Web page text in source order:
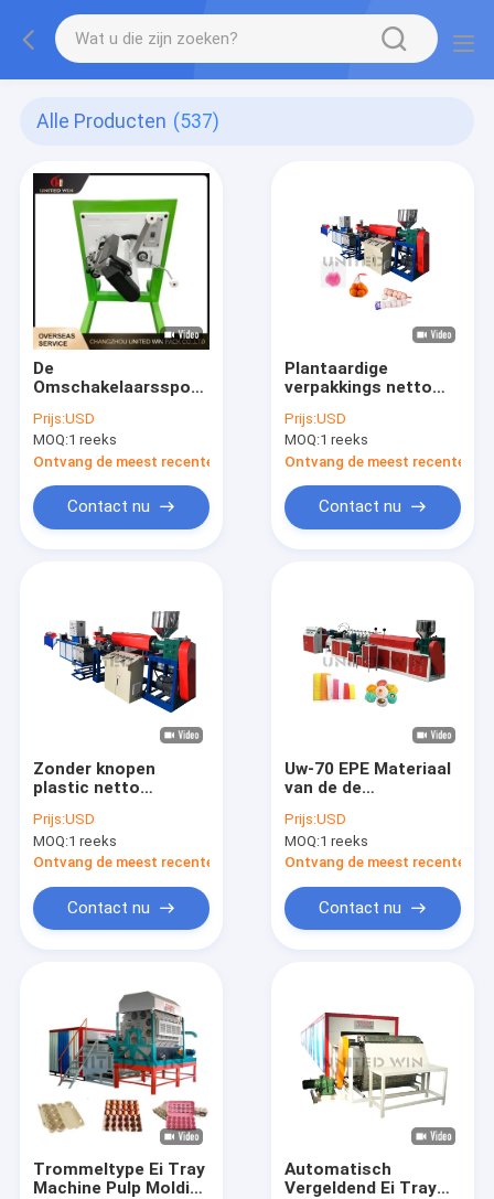
Alle Producten (537)
De
Omschakelaarsspoel
snelheids Windende
Machine voor zich
het Plastic Garen
Uitrekken
Prijs:USD
MOQ:1 reeks
Ontvang de meest recente Prijs
Contact nu
Plantaardige
verpakkings netto
geen knoop netto
materiaal
Prijs:USD
MOQ:1 reeks
Ontvang de meest recente
Contact nu
Zonder knopen
plastic netto
automatische de
productiemachine
van het netto
Prijs:USD
MOQ:1 reeks
Ontvang de meest recente Prijs
Contact nu
Uw-70 EPE Materiaal
van de de
de Schuim het Netto
Productielijn Netto
Prijs:USD
MOQ:1 reeks
Ontvang de meest recente
Contact nu
Trommeltype Ei Tray
Machine Pulp Molding
Automatisch
Vergeldend Ei Tray